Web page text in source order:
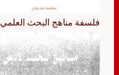
فلسفة مناهج البحث العلمي